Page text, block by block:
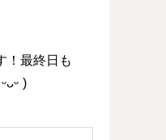
！最終日も
)